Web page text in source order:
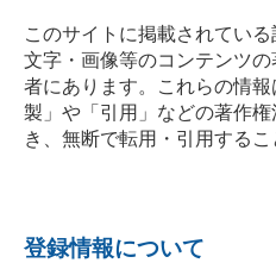
このサイトに掲載されてい
文字・画像等のコンテンツ
者にあります。これらの情
製」や「引用」などの著作
き、無断で転用・引用するこ
登録情報について